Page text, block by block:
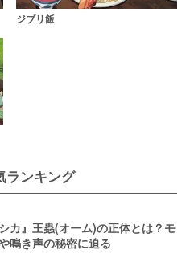
ジブリ飯
ランキング
カ』王蟲(オーム)の正体とは？モ
鳴き声の秘密に迫る